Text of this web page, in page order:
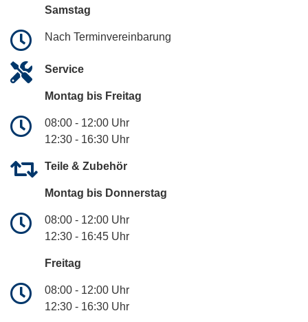
Samstag
Nach Terminvereinbarung
Service
Montag bis Freitag
08:00 - 12:00 Uhr
12:30 - 16:30 Uhr
Teile & Zubehör
Montag bis Donnerstag
08:00 - 12:00 Uhr
12:30 - 16:45 Uhr
Freitag
08:00 - 12:00 Uhr
12:30 - 16:30 Uhr